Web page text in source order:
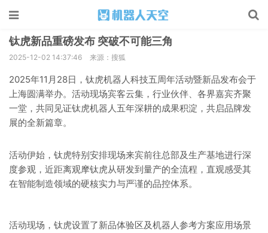
钛虎新品重磅发布 突破不可能三角
2025-12-02 14:37:46 来源：搜狐
2025年11月28日，钛虎机器人科技五周年活动暨新品发布会于
上海圆满举办。活动现场宾客云集，行业伙伴、各界嘉宾齐聚
一堂，共同见证钛虎机器人五年深耕的成果积淀，共启品牌发
展的全新篇章。
活动伊始，钛虎特别安排现场来宾前往总部及生产基地进行深
度参观，近距离观摩钛虎从研发到量产的全流程，直观感受其
在智能制造领域的硬核实力与严谨的品控体系。
活动现场，钛虎设置了新品体验区及机器人参考方案应用场景